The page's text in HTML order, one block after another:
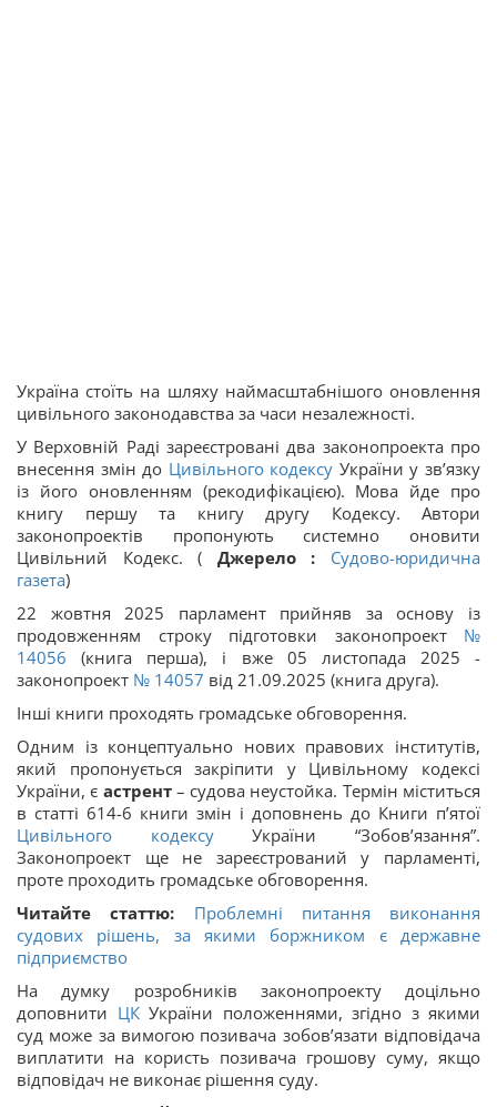
Україна стоїть на шляху наймасштабнішого оновлення
цивільного законодавства за часи незалежності.
У Верховній Раді зареєстровані два законопроекта про
внесення змін до Цивільного кодексу України у зв’язку
із його оновленням (рекодифікацією). Мова йде про
книгу першу та книгу другу Кодексу. Автори
законопроектів пропонують системно оновити
Цивільний Кодекс. ( Джерело :
Судово-юридична
газета)
22 жовтня 2025 парламент прийняв за основу із
продовженням строку підготовки законопроект №
14056 (книга перша), і вже 05 листопада 2025 -
законопроект № 14057 від 21.09.2025 (книга друга).
Інші книги проходять громадське обговорення.
Одним із концептуально нових правових інститутів,
який пропонується закріпити у Цивільному кодексі
України, є астрент– судова неустойка. Термін міститься
в статті 614-6 книги змін і доповнень до Книги пʼятої
Цивільного кодексуУкраїни “Зобовʼязання”.
Законопроект ще не зареєстрований у парламенті,
проте проходить громадське обговорення.
Читайте статтю: Проблемні питання виконання
судових рішень, за якими боржником є державне
підприємство
На думку розробників законопроекту доцільно
доповнити ЦКУкраїни положеннями, згідно з якими
суд може за вимогою позивача зобов’язати відповідача
виплатити на користь позивача грошову суму, якщо
відповідач не виконає рішення суду.